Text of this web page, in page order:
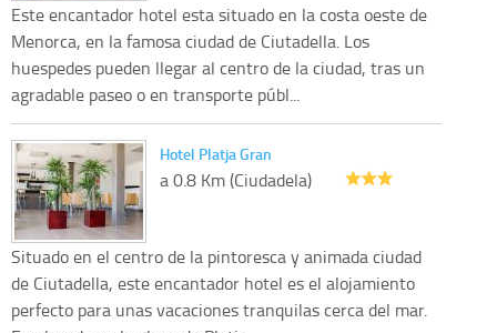
Este encantador hotel esta situado en la costa oeste de
Menorca, en la famosa ciudad de Ciutadella. Los
huespedes pueden llegar al centro de la ciudad, tras un
agradable paseo o en transporte públ...
Hotel Platja Gran
a 0.8 Km (Ciudadela)
Situado en el centro de la pintoresca y animada ciudad
de Ciutadella, este encantador hotel es el alojamiento
perfecto para unas vacaciones tranquilas cerca del mar.